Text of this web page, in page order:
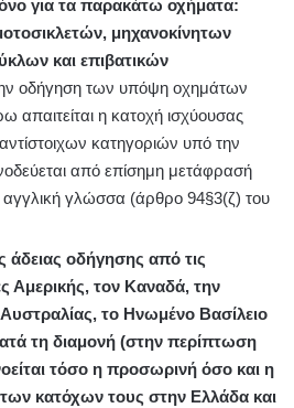
για τα παρακάτω οχήματα:
μηχανοκίνητων
και επιβατικών
οδήγηση των υπόψη οχημάτων
απαιτείται η κατοχή ισχύουσας
κατηγοριών υπό την
από επίσημη μετάφρασή
αγγλική γλώσσα (άρθρο 94§3(ζ) του
άδειας οδήγησης από τις
Αμερικής, τον Καναδά, την
Αυστραλίας, το Ηνωμένο Βασίλειο
τη διαμονή (στην περίπτωση
τόσο η προσωρινή όσο και η
κατόχων τους στην Ελλάδα και